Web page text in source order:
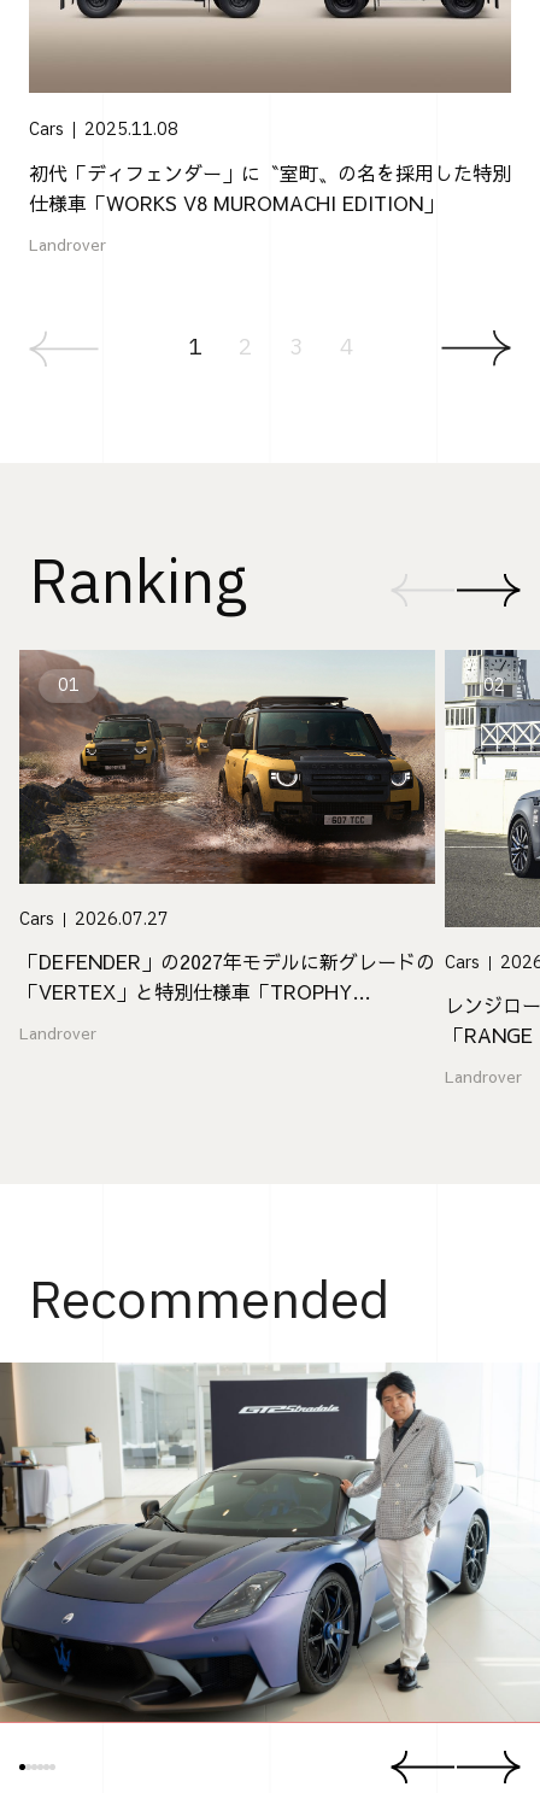
Cars 2025.11.08
初代「ディフェンダー」に〝室町〟の名を採用した特別
仕様車「WORKS V8 MUROMACHI EDITION」
Landrover
1 2 3 4
Ranking
01
Cars 2026.07.27
「DEFENDER」の2027年モデルに新グレードの
「VERTEX」と特別仕様車「TROPHY
EDITION」が登場
Landrover
02
Cars
レンジロ
「
Landrover
Recommended